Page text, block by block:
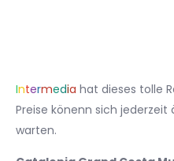
Intermedia hat dieses tolle
Preise könenn sich
warten.